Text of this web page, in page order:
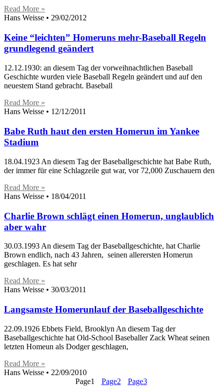
Read More »
Hans Weisse
29/02/2012
Keine “leichten” Homeruns mehr-Baseball Regeln
grundlegend geändert
12.12.1930: an diesem Tag der vorweihnachtlichen Baseball
Geschichte wurden viele Baseball Regeln geändert und auf den
neuestem Stand gebracht. Baseball
Read More »
Hans Weisse
12/12/2011
Babe Ruth haut den ersten Homerun im Yankee
Stadium
18.04.1923 An diesem Tag der Baseballgeschichte hat Babe Ruth,
der immer für eine Schlagzeile gut war, vor 72,000 Zuschauern den
Read More »
Hans Weisse
18/04/2011
Charlie Brown schlägt einen Homerun, unglaublich
aber wahr
30.03.1993 An diesem Tag der Baseballgeschichte, hat Charlie
Brown endlich, nach 43 Jahren, seinen allerersten Homerun
geschlagen. Es hat sehr
Read More »
Hans Weisse
30/03/2011
Langsamste Homerunlauf der Baseballgeschichte
22.09.1926 Ebbets Field, Brooklyn An diesem Tag der
Baseballgeschichte hat Old-School Baseballer Zack Wheat seinen
letzten Homeun als Dodger geschlagen,
Read More »
Hans Weisse
22/09/2010
Page1 Page2 Page3